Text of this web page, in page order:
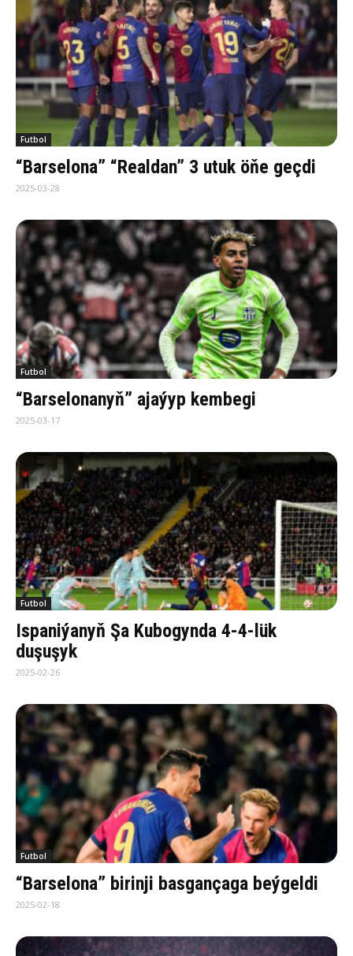
Futbol
“Barselona” “Realdan” 3 utuk öňe geçdi
2025-03-28
Futbol
“Barselonanyň” ajaýyp kembegi
2025-03-17
Futbol
Ispaniýanyň Şa Kubogynda 4-4-lük
duşuşyk
2025-02-26
Futbol
“Barselona” birinji basgançaga beýgeldi
2025-02-18